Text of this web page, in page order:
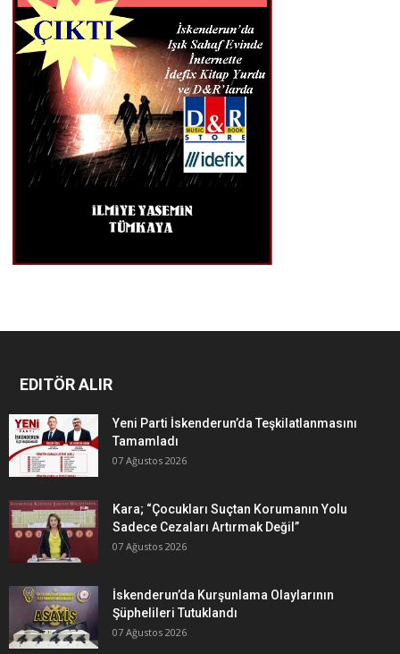
EDITÖR ALIR
Yeni Parti İskenderun’da Teşkilatlanmasını
Tamamladı
07 Ağustos 2026
Kara; “Çocukları Suçtan Korumanın Yolu
Sadece Cezaları Artırmak Değil”
07 Ağustos 2026
İskenderun’da Kurşunlama Olaylarının
Şüphelileri Tutuklandı
07 Ağustos 2026